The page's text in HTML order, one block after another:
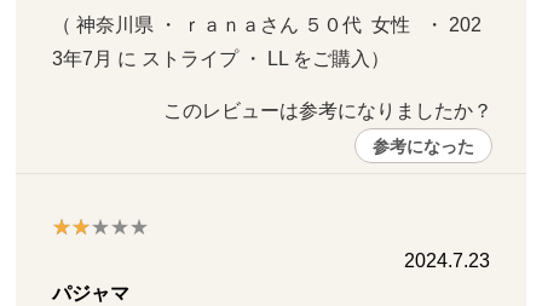
（ 神奈川県 ・ ｒａｎａさん ５０代  女性   ・ 202
3年7月 に ストライプ ・ LL をご購入）
このレビューは参考になりましたか？
参考になった
2024.7.23
パジャマ